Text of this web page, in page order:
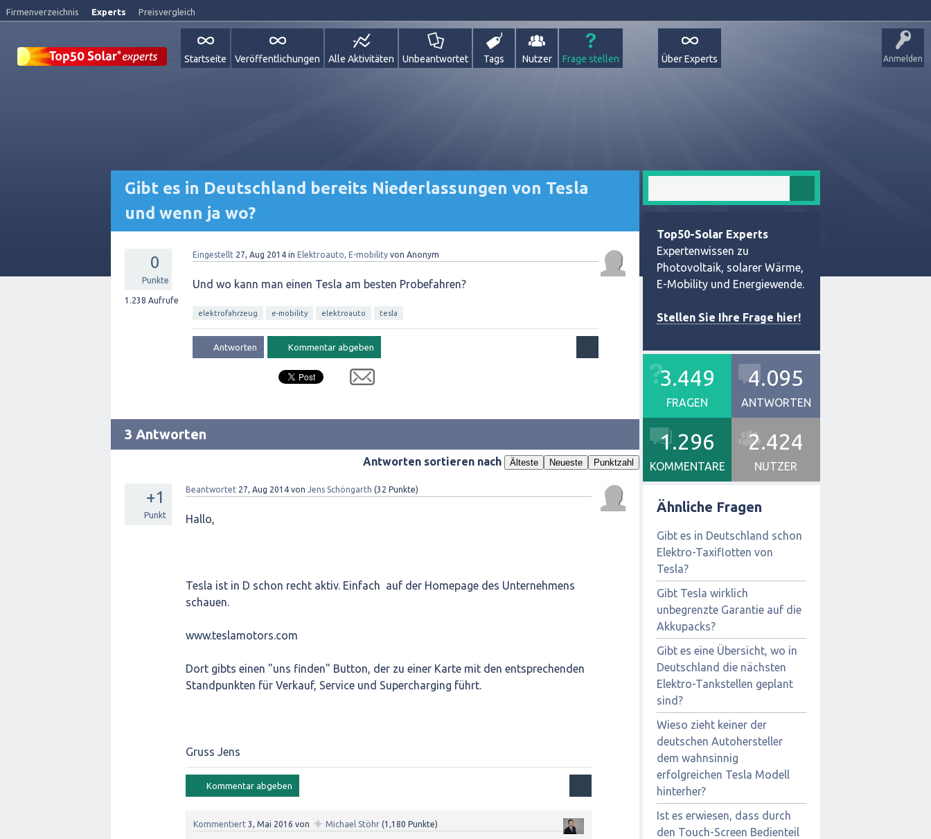
Firmenverzeichnis Experts Preisvergleich
Anmelden
Startseite Veröffentlichungen Alle Aktivitäten Unbeantwortet Tags Nutzer Frage stellen Über Experts
Gibt es in Deutschland bereits Niederlassungen von Tesla
und wenn ja wo?
0
Punkte
1.238 Aufrufe
Eingestellt 27, Aug 2014 in Elektroauto, E-mobility von Anonym
Und wo kann man einen Tesla am besten Probefahren?
elektrofahrzeug e-mobility elektroauto tesla
3 Antworten
Antworten sortieren nach Älteste Neueste Punktzahl
+1
Punkt
Beantwortet 27, Aug 2014 von Jens Schöngarth (32 Punkte)
Hallo,
Tesla ist in D schon recht aktiv. Einfach auf der Homepage des Unternehmens
schauen.
www.teslamotors.com
Dort gibts einen "uns finden" Button, der zu einer Karte mit den entsprechenden
Standpunkten für Verkauf, Service und Supercharging führt.
Gruss Jens
Kommentiert 3, Mai 2016 von ✦ Michael Stöhr (1,180 Punkte)
Top50-Solar Experts
Expertenwissen zu
Photovoltaik, solarer Wärme,
E-Mobility und Energiewende.
Stellen Sie Ihre Frage hier!
3.449
FRAGEN
4.095
ANTWORTEN
1.296
KOMMENTARE
2.424
NUTZER
Ähnliche Fragen
Gibt es in Deutschland schon
Elektro-Taxiflotten von
Tesla?
Gibt Tesla wirklich
unbegrenzte Garantie auf die
Akkupacks?
Gibt es eine Übersicht, wo in
Deutschland die nächsten
Elektro-Tankstellen geplant
sind?
Wieso zieht keiner der
deutschen Autohersteller
dem wahnsinnig
erfolgreichen Tesla Modell
hinterher?
Ist es erwiesen, dass durch
den Touch-Screen Bedienteil